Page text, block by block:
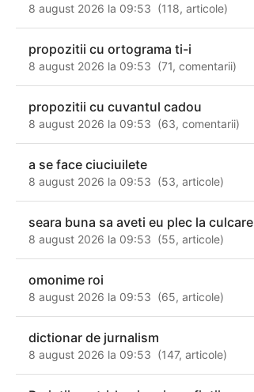
8 august 2026 la 09:53 (118,articole)
propozitii cu ortograma ti-i
8 august 2026 la 09:53 (71,comentarii)
propozitii cu cuvantul cadou
8 august 2026 la 09:53 (63,comentarii)
a se face ciuciuilete
8 august 2026 la 09:53 (53,articole)
seara buna sa aveti eu plec la culcare
8 august 2026 la 09:53 (55,articole)
omonime roi
8 august 2026 la 09:53 (65,articole)
dictionar de jurnalism
8 august 2026 la 09:53 (147,articole)